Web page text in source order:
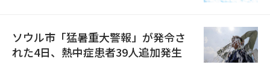
ソウル市「猛暑重大警報」が発令さ
れた4日、熱中症患者39人追加発生